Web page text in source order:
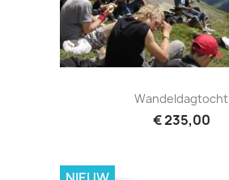
Wandeldagtocht
€ 235,00